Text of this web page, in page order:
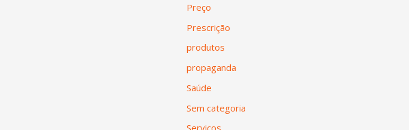
Preço
Prescrição
produtos
propaganda
Saúde
Sem categoria